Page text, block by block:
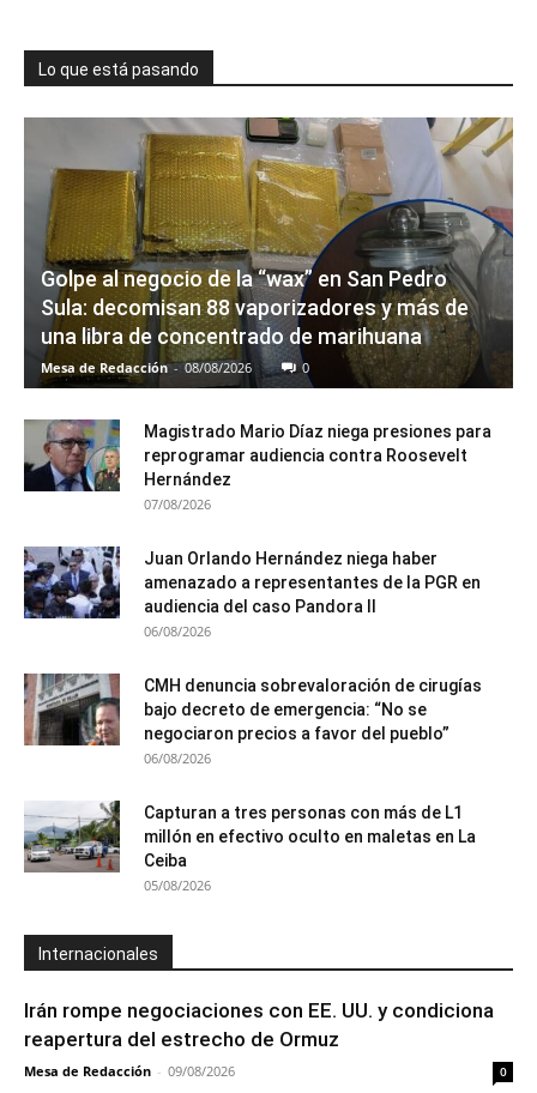
Lo que está pasando
Golpe al negocio de la “wax” en San Pedro
Sula: decomisan 88 vaporizadores y más de
una libra de concentrado de marihuana
Mesa de Redacción - 08/08/2026 0
Magistrado Mario Díaz niega presiones para
reprogramar audiencia contra Roosevelt
Hernández
07/08/2026
Juan Orlando Hernández niega haber
amenazado a representantes de la PGR en
audiencia del caso Pandora II
06/08/2026
CMH denuncia sobrevaloración de cirugías
bajo decreto de emergencia: “No se
negociaron precios a favor del pueblo”
06/08/2026
Capturan a tres personas con más de L1
millón en efectivo oculto en maletas en La
Ceiba
05/08/2026
Internacionales
Irán rompe negociaciones con EE. UU. y condiciona
reapertura del estrecho de Ormuz
Mesa de Redacción - 09/08/2026 0